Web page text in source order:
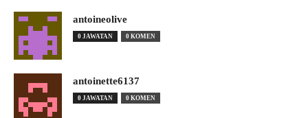
antoineolive
0 JAWATAN 0 KOMEN
antoinette6137
0 JAWATAN 0 KOMEN